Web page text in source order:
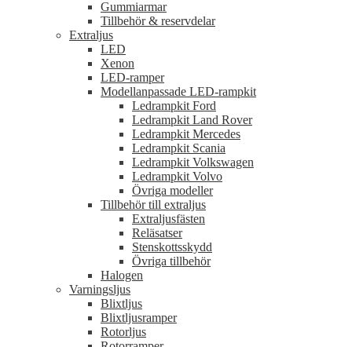
Gummiarmar
Tillbehör & reservdelar
Extraljus
LED
Xenon
LED-ramper
Modellanpassade LED-rampkit
Ledrampkit Ford
Ledrampkit Land Rover
Ledrampkit Mercedes
Ledrampkit Scania
Ledrampkit Volkswagen
Ledrampkit Volvo
Övriga modeller
Tillbehör till extraljus
Extraljusfästen
Reläsatser
Stenskottsskydd
Övriga tillbehör
Halogen
Varningsljus
Blixtljus
Blixtljusramper
Rotorljus